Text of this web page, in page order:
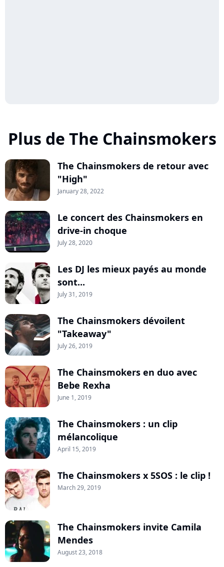
Plus de The Chainsmokers
The Chainsmokers de retour avec
"High"
January 28, 2022
Le concert des Chainsmokers en
drive-in choque
July 28, 2020
Les DJ les mieux payés au monde
sont...
July 31, 2019
The Chainsmokers dévoilent
"Takeaway"
July 26, 2019
The Chainsmokers en duo avec
Bebe Rexha
June 1, 2019
The Chainsmokers : un clip
mélancolique
April 15, 2019
The Chainsmokers x 5SOS : le clip !
March 29, 2019
The Chainsmokers invite Camila
Mendes
August 23, 2018